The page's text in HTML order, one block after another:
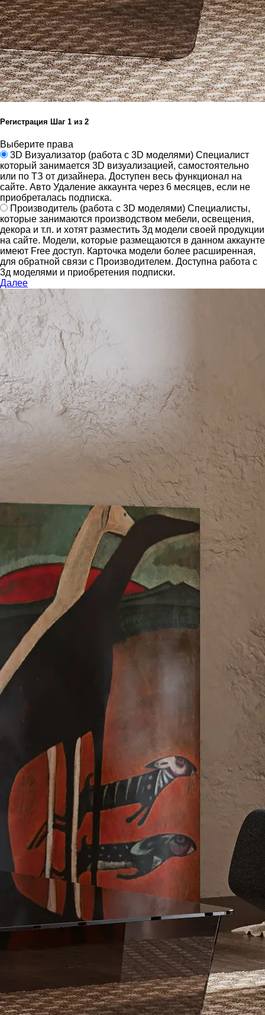
Регистрация Шаг 1 из 2
Выберите права
3D Визуализатор (работа с 3D моделями) Специалист
который занимается 3D визуализацией, самостоятельно
или по ТЗ от дизайнера. Доступен весь функционал на
сайте. Авто Удаление аккаунта через 6 месяцев, если не
приобреталась подписка.
Производитель (работа с 3D моделями) Специалисты,
которые занимаются производством мебели, освещения,
декора и т.п. и хотят разместить 3д модели своей продукции
на сайте. Модели, которые размещаются в данном аккаунте
имеют Free доступ. Карточка модели более расширенная,
для обратной связи с Производителем. Доступна работа с
3д моделями и приобретения подписки.
Далее